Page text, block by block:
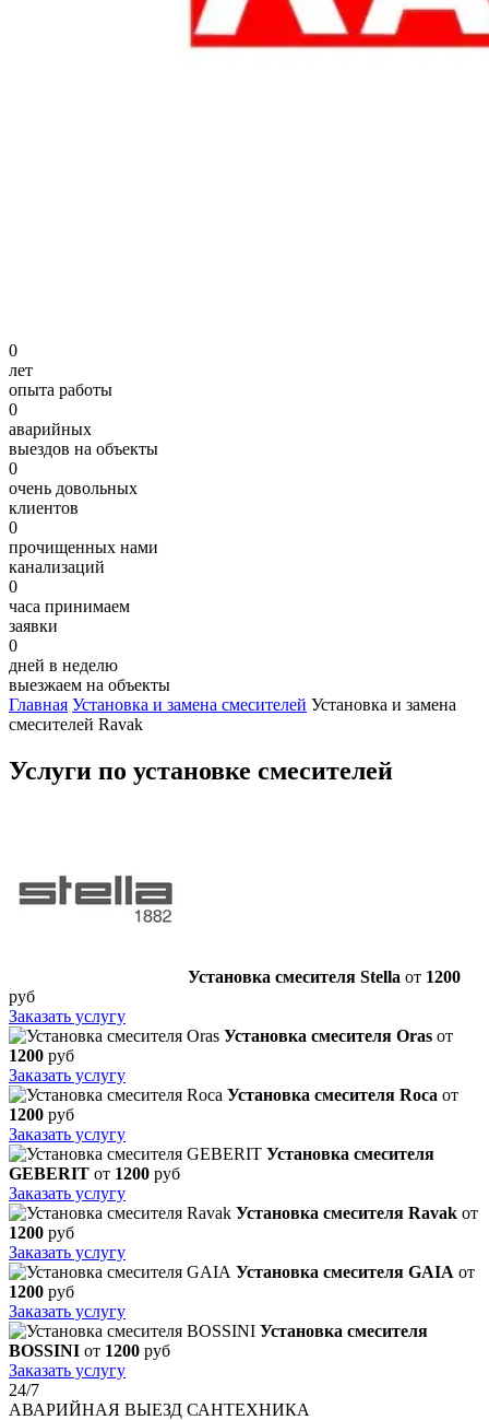
0
лет
опыта работы
0
аварийных
выездов на объекты
0
очень довольных
клиентов
0
прочищенных нами
канализаций
0
часа принимаем
заявки
0
дней в неделю
выезжаем на объекты
Главная Установка и замена смесителей Установка и замена
смесителей Ravak
Услуги по установке смесителей
Установка смесителя Stella от 1200
руб
Заказать услугу
Установка смесителя Oras от
1200 руб
Заказать услугу
Установка смесителя Roca от
1200 руб
Заказать услугу
Установка смесителя
GEBERIT от 1200 руб
Заказать услугу
Установка смесителя Ravak от
1200 руб
Заказать услугу
Установка смесителя GAIA от
1200 руб
Заказать услугу
Установка смесителя
BOSSINI от 1200 руб
Заказать услугу
24/7
АВАРИЙНАЯ ВЫЕЗД САНТЕХНИКА